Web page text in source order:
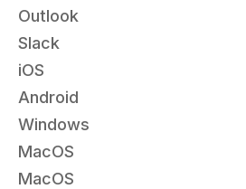
Outlook
Slack
iOS
Android
Windows
MacOS
MacOS